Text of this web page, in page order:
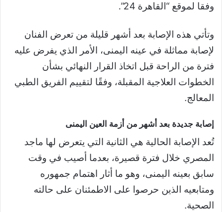
وفقا لموقع “القاهرة 24”.
وتأتي هذه الإصابة بعد أشهر قليلة من تعرض الفنان
لإصابة مماثلة في عينه اليمنى، الأمر الذي يفرض عليه
فترة من الراحة قبل اتخاذ القرار النهائي بشأن
الخطوات العلاجية المقبلة، وفقًا لتقييم الفريق الطبي
المعالج.
إصابة جديدة بعد أشهر من أزمة العين اليمنى
تُعد الإصابة الحالية هي الثانية التي يتعرض لها ماجد
المصري خلال فترة قصيرة، بعدما أصيب في وقت
سابق بعينه اليمنى، وهو ما أثار اهتمام جمهوره
ومتابعيه الذين حرصوا على الاطمئنان على حالته
الصحية.